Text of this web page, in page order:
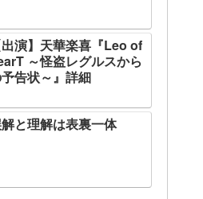
出演】天華楽喜『Leo of
～怪盗レグルスから
告状～』詳細
と理解は表裏一体